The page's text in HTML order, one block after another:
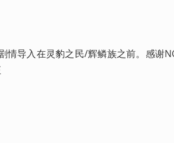
情导入在灵豹之民/辉鳞族之前。感谢